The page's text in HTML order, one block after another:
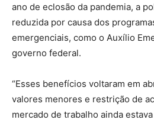
ano de eclosão da pandemia, a
reduzida por causa dos
emergenciais, como o Auxílio
governo federal.
“Esses benefícios voltaram em
valores menores e restrição de
mercado de trabalho ainda